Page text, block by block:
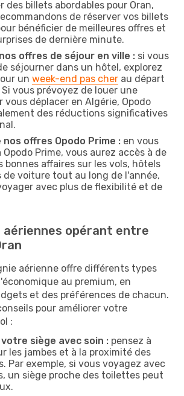
des billets abordables pour Oran,
de réserver vos billets
bénéficier de meilleures offres et
de dernière minute.
offres de séjour en ville : si vous
séjourner dans un hôtel, explorez
un week-end pas cher au départ
Si vous prévoyez de louer une
vous déplacer en Algérie, Opodo
des réductions significatives
offres Opodo Prime : en vous
Prime, vous aurez accès à de
bonnes affaires sur les vols, hôtels
de voiture tout au long de l'année,
avec plus de flexibilité et de
aériennes opérant entre
aérienne offre différents types
au premium, en
et des préférences de chacun.
pour améliorer votre
:
siège avec soin : pensez à
les jambes et à la proximité des
Par exemple, si vous voyagez avec
un siège proche des toilettes peut